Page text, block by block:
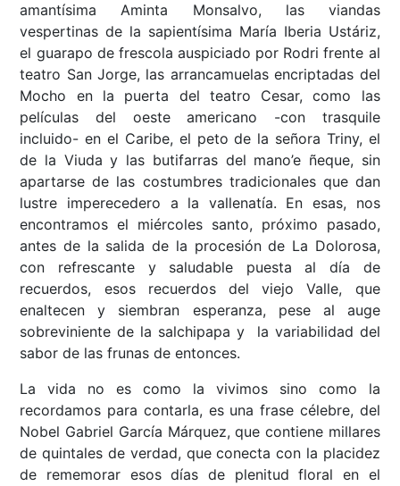
amantísima Aminta Monsalvo, las viandas
vespertinas de la sapientísima María Iberia Ustáriz,
el guarapo de frescola auspiciado por Rodri frente al
teatro San Jorge, las arrancamuelas encriptadas del
Mocho en la puerta del teatro Cesar, como las
películas del oeste americano -con trasquile
incluido- en el Caribe, el peto de la señora Triny, el
de la Viuda y las butifarras del mano’e ñeque, sin
apartarse de las costumbres tradicionales que dan
lustre imperecedero a la vallenatía. En esas, nos
encontramos el miércoles santo, próximo pasado,
antes de la salida de la procesión de La Dolorosa,
con refrescante y saludable puesta al día de
recuerdos, esos recuerdos del viejo Valle, que
enaltecen y siembran esperanza, pese al auge
sobreviniente de la salchipapa y la variabilidad del
sabor de las frunas de entonces.
La vida no es como la vivimos sino como la
recordamos para contarla, es una frase célebre, del
Nobel Gabriel García Márquez, que contiene millares
de quintales de verdad, que conecta con la placidez
de rememorar esos días de plenitud floral en el